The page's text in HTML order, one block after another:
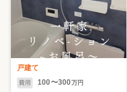
戸建て
費用 100〜300万円